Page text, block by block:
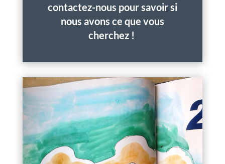
contactez-nous pour savoir si
nous avons ce que vous
cherchez !